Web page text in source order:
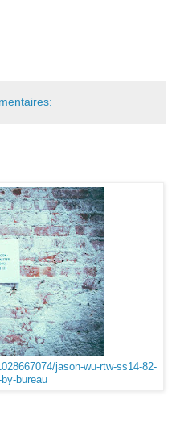
jason-wu-rtw-ss14-82-
bureau